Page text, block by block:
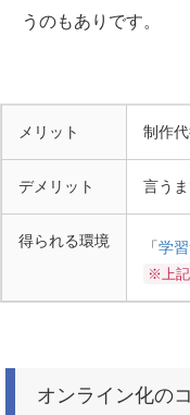
うのもありです。
メリット 制作
デメリット 言う
得られる環境 「学
※上記
オンライン化の